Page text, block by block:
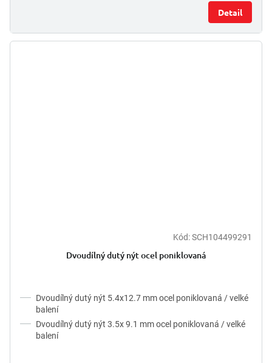
Detail
Kód:SCH104499291
Dvoudílný dutý nýt ocel poniklovaná
Dvoudílný dutý nýt 5.4x12.7 mm ocel poniklovaná / velké
balení
Dvoudílný dutý nýt 3.5x 9.1 mm ocel poniklovaná / velké
balení